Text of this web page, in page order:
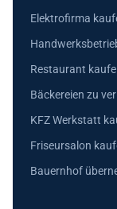
Elektrofirma
Restaurant
Bäckereien zu
KFZ Werkstatt
Friseursalon
Bauernhof